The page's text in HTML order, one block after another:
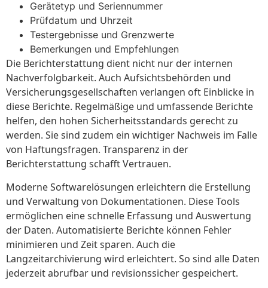
Gerätetyp und Seriennummer
Prüfdatum und Uhrzeit
Testergebnisse und Grenzwerte
Bemerkungen und Empfehlungen
Die Berichterstattung dient nicht nur der internen
Nachverfolgbarkeit. Auch Aufsichtsbehörden und
Versicherungsgesellschaften verlangen oft Einblicke in
diese Berichte. Regelmäßige und umfassende Berichte
helfen, den hohen Sicherheitsstandards gerecht zu
werden. Sie sind zudem ein wichtiger Nachweis im Falle
von Haftungsfragen. Transparenz in der
Berichterstattung schafft Vertrauen.
Moderne Softwarelösungen erleichtern die Erstellung
und Verwaltung von Dokumentationen. Diese Tools
ermöglichen eine schnelle Erfassung und Auswertung
der Daten. Automatisierte Berichte können Fehler
minimieren und Zeit sparen. Auch die
Langzeitarchivierung wird erleichtert. So sind alle Daten
jederzeit abrufbar und revisionssicher gespeichert.